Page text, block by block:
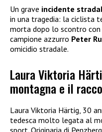
Un grave incidente
in una tragedia: la ciclista
morta dopo lo scontro con
campione azzurro Peter
omicidio stradale.
Laura Viktoria
montagna e il
Laura Viktoria Härtig, 30
tedesca molto legata al
sport. Originaria di